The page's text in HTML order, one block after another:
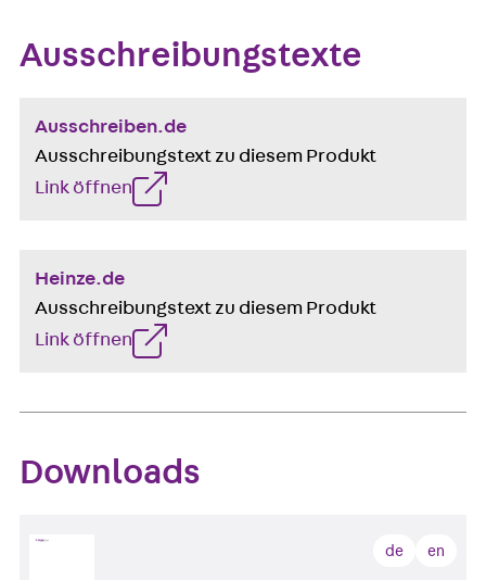
Ausschreibungstexte
Ausschreiben.de
Ausschreibungstext zu diesem Produkt
Link öffnen
Heinze.de
Ausschreibungstext zu diesem Produkt
Link öffnen
Downloads
de en